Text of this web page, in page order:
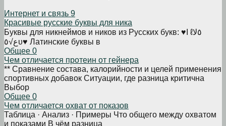
Интернет и связь 9
Красивые русские буквы для ника
Буквы для никнеймов и ников из Русских букв: ♥I ℓ٥ﻻ
ﻉ√٥υ♥ Латинские буквы в
Общее 0
Чем отличается протеин от гейнера
** Сравнение состава, калорийности и целей применения
спортивных добавок Ситуации, где разница критична
Выбор
Общее 0
Чем отличается охват от показов
Таблица · Анализ · Примеры Что общего между охватом
и показами В чём разница